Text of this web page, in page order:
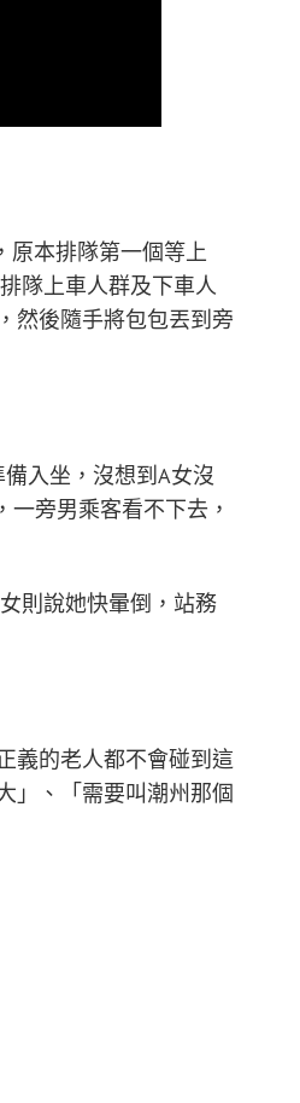
原本排隊第一個等上
隊上車人群及下車人
然後隨手將包包丟到旁
入坐，沒想到A女沒
旁男乘客看不下去，
則說她快暈倒，站務
義的老人都不會碰到這
」、「需要叫潮州那個